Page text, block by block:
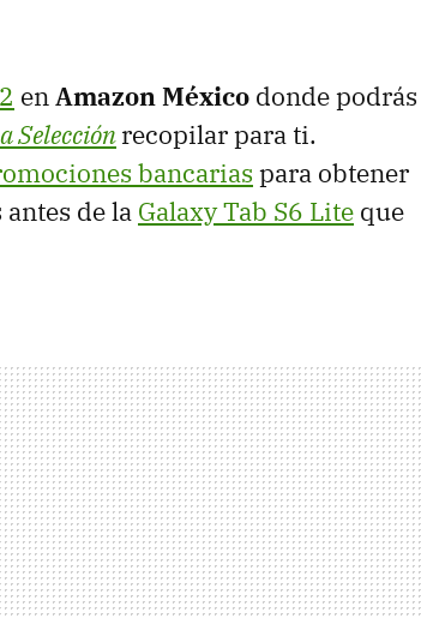
enAmazon México donde podrás
Selecciónrecopilar para ti.
bancarias para obtener
de la Galaxy Tab S6 Lite que